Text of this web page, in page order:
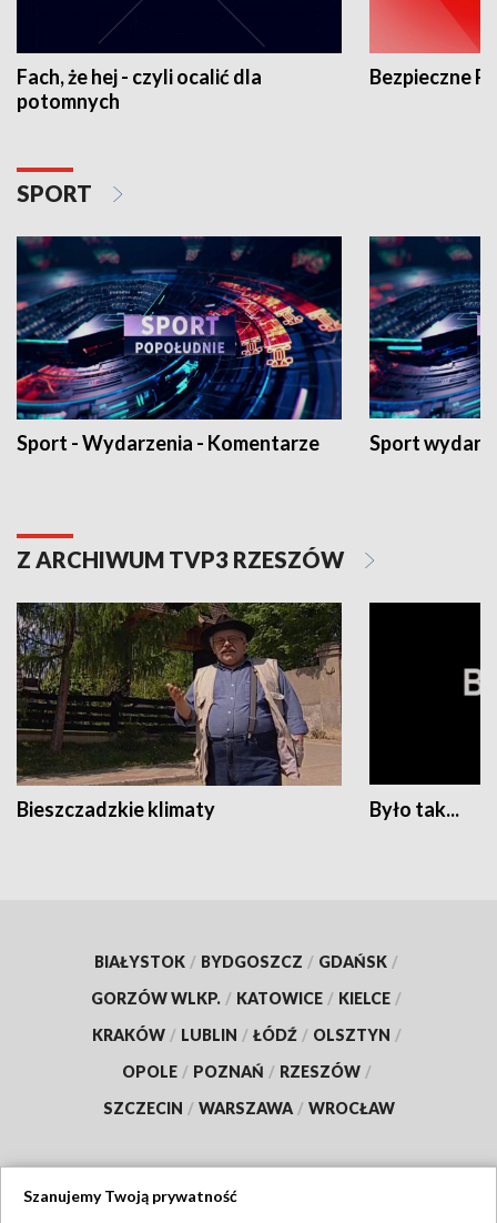
Fach, że hej - czyli ocalić dla
potomnych
Bezpieczne
SPORT
Sport - Wydarzenia - Komentarze Sport
Z ARCHIWUM TVP3 RZESZÓW
Bieszczadzkie klimaty Było tak...
BIAŁYSTOK / BYDGOSZCZ / GDAŃSK /
GORZÓW WLKP. / KATOWICE / KIELCE /
KRAKÓW / LUBLIN / ŁÓDŹ / OLSZTYN /
OPOLE / POZNAŃ / RZESZÓW /
SZCZECIN / WARSZAWA / WROCŁAW
Szanujemy Twoją prywatność